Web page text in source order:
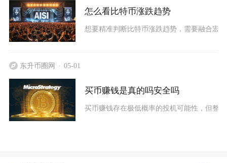
怎么看比特币涨跌趋势
想要精准判断比特币涨跌趋势，需要融合宏
东升币圈网 05-01
买币赚钱是真的吗安全吗
买币赚钱存在极低概率的投机可能性，但整